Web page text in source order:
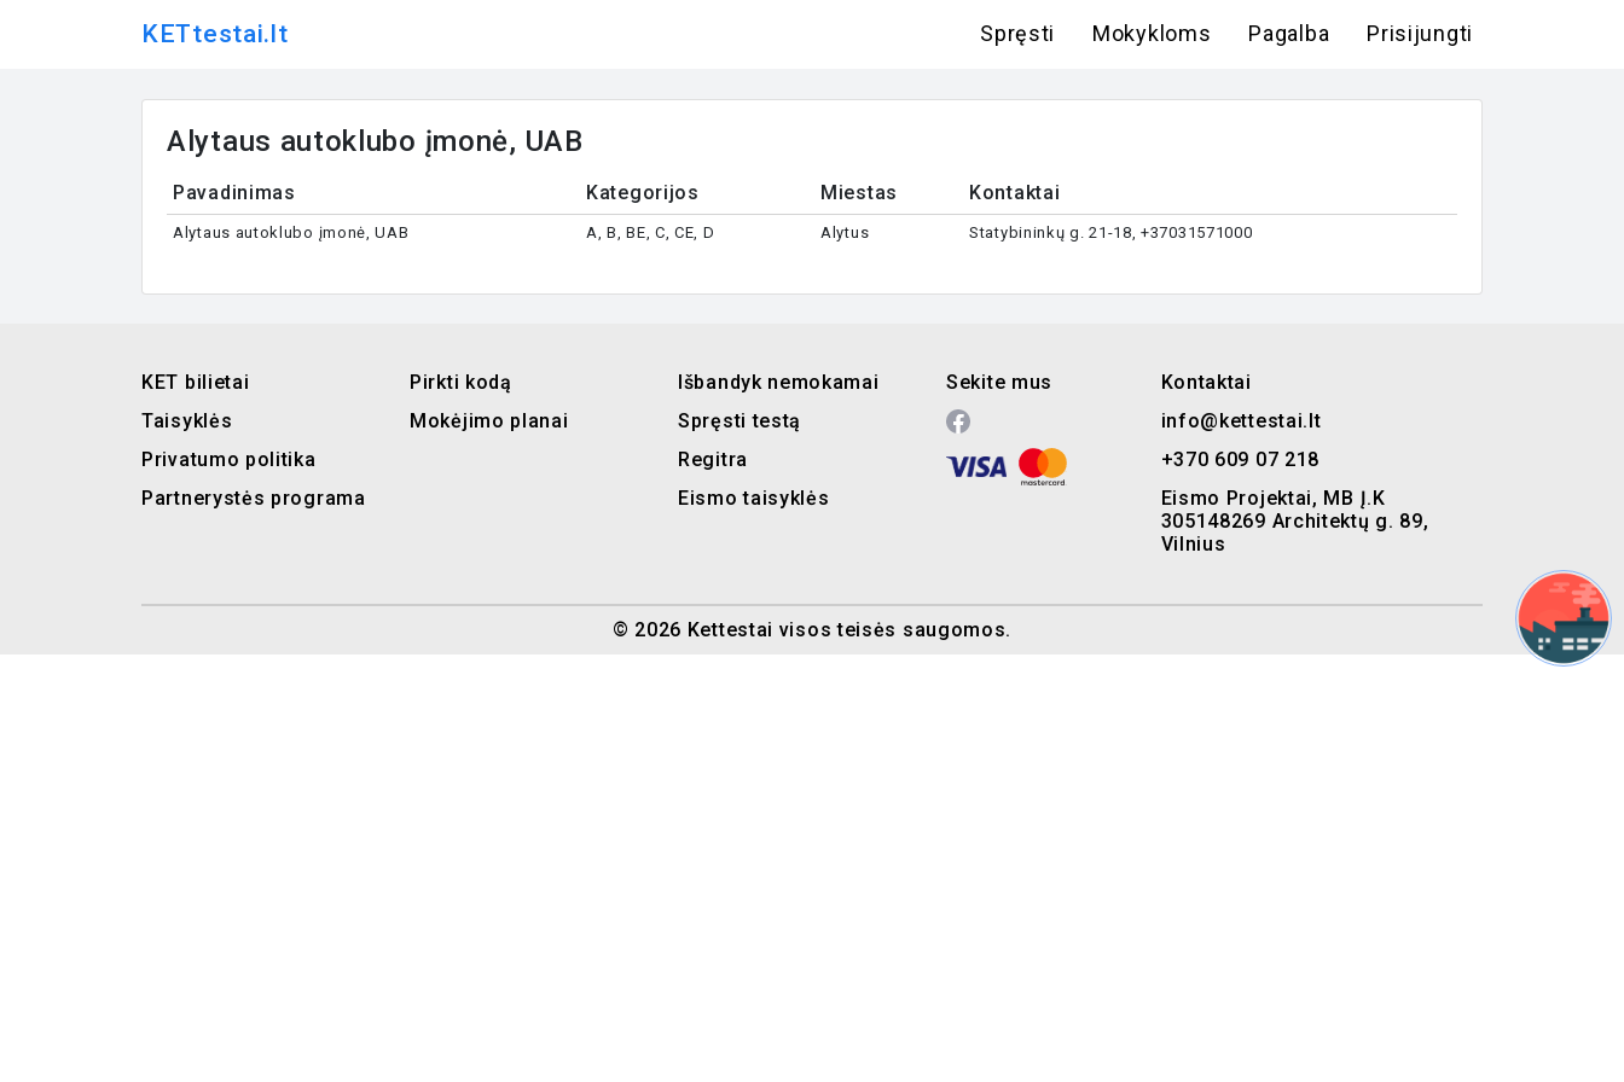
KETtestai.lt Spręsti Mokykloms Pagalba Prisijungti
Alytaus autoklubo įmonė, UAB
Pavadinimas Kategorijos Miestas Kontaktai
Alytaus autoklubo įmonė, UAB A, B, BE, C, CE, D Alytus Statybininkų g. 21-18, +37031571000
KET bilietai
Taisyklės
Privatumo politika
Partnerystės programa
Pirkti kodą
Mokėjimo planai
Išbandyk nemokamai
Spręsti testą
Regitra
Eismo taisyklės
Sekite mus
Kontaktai
info@kettestai.lt
+370 609 07 218
Eismo Projektai, MB Į.K
305148269 Architektų g. 89,
Vilnius
© 2026 Kettestai visos teisės saugomos.